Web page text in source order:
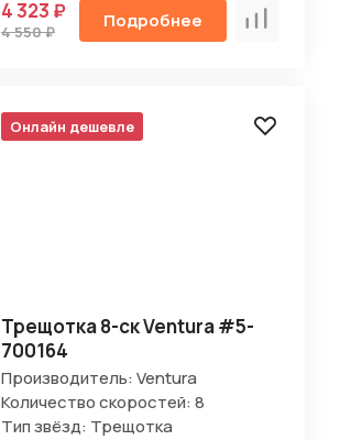
4 323 ₽
4 550 ₽ Подробнее Сравнить
Онлайн дешевле
Трещотка 8-ск Ventura #5-
700164
Производитель: Ventura
Количество скоростей: 8
Тип звёзд: Трещотка